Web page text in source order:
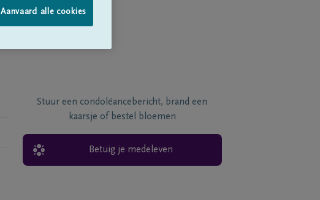
Stuur een condoléancebericht, brand een
kaarsje of bestel bloemen
Betuig je medeleven
Aanvaard alle cookies